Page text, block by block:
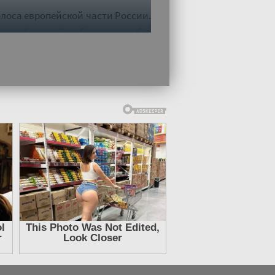
европейской части России.
онлайн бесплатно без